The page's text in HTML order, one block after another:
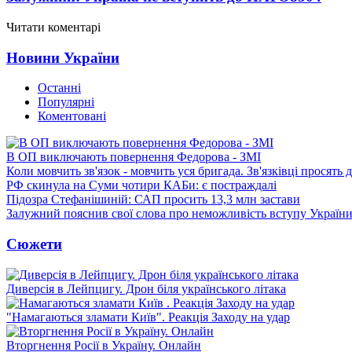
Читати коментарі
Новини України
Останні
Популярні
Коментовані
В ОП виключають повернення Федорова - ЗМІ
Коли мовчить зв'язок - мовчить уся бригада. Зв'язківці просять
РФ скинула на Суми чотири КАБи: є постраждалі
Підозра Стефанішиній: САП просить 13,3 млн застави
Залужний пояснив свої слова про неможливість вступу
Сюжети
Диверсія в Лейпцигу. Дрон біля українського літака
"Намагаються зламати Київ". Реакція Заходу на удар
Вторгнення Росії в Україну. Онлайн